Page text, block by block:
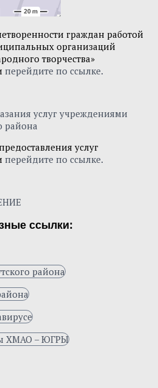
граждан работой
организаций
творчества»
перейдите по ссылке.
услуг
перейдите по ссылке.
ссылки: